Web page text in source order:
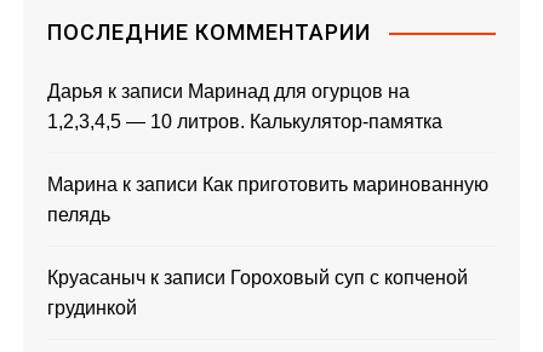
ПОСЛЕДНИЕ КОММЕНТАРИИ
Дарья к записи Маринад для огурцов на
1,2,3,4,5 — 10 литров. Калькулятор-памятка
Марина к записи Как приготовить маринованную
пелядь
Круасаныч к записи Гороховый суп с копченой
грудинкой